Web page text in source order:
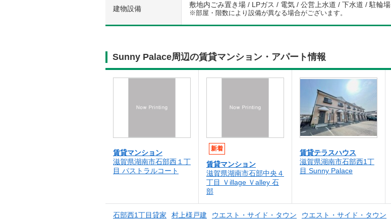
建物設備 敷地内ごみ置き場 / LPガス / 電気 / 公営上水道 / 下水道 / 駐輪場
※部屋・階数により設備が異なる場合がございます。
Sunny Palace周辺の賃貸マンション・アパート情報
賃貸マンション
滋賀県湖南市石部西１丁
目 パストラルコート
新着
賃貸マンション
滋賀県湖南市石部中央４
丁目 Ｖillage Ｖalley 石
部
賃貸テラスハウス
滋賀県湖南市石部西1丁
目 Sunny Palace
石部西1丁目貸家 村上様戸建 ウエスト・サイド・タウン ウエスト・サイド・タウン